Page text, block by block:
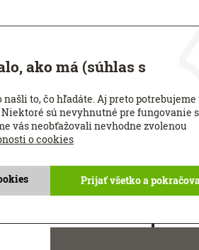
môžete kúpiť v
Trenčín Žiar
ako má (súhlas s
našli to, čo hľadáte. Aj preto potrebujeme
sú nevyhnutné pre fungovanie
vás neobťažovali nevhodne zvolenou
o cookies
Prijať všetko a